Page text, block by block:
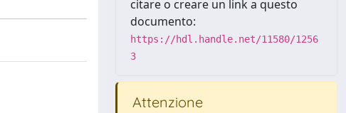
citare o creare un link a questo
documento:
https://hdl.handle.net/11580/1256
3
Attenzione